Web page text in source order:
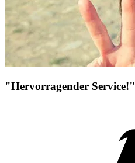
"Hervorragender Service!"